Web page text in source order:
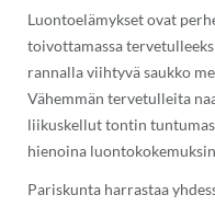
Luontoelämykset ovat
toivottamassa
rannalla viihtyvä saukko
Vähemmän tervetulleita
liikuskellut tontin
hienoina
Pariskunta harrastaa